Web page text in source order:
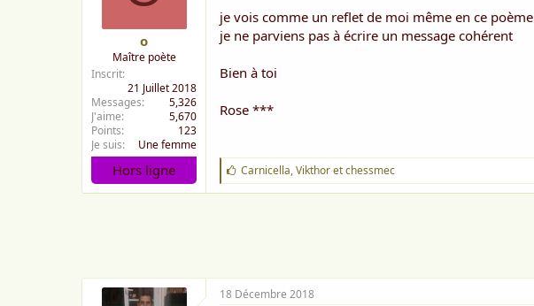
o
Maître poète
Inscrit
21 Juillet 2018
Messages
5,326
J'aime
5,670
Points
123
Je suis
Une femme
Hors ligne
je vois comme un reflet de moi même en ce poème
je ne parviens pas à écrire un message cohérent
Bien à toi
Rose ***
J
'
a
Carnicella,Vikthoretchessmec
18 Décembre 2018